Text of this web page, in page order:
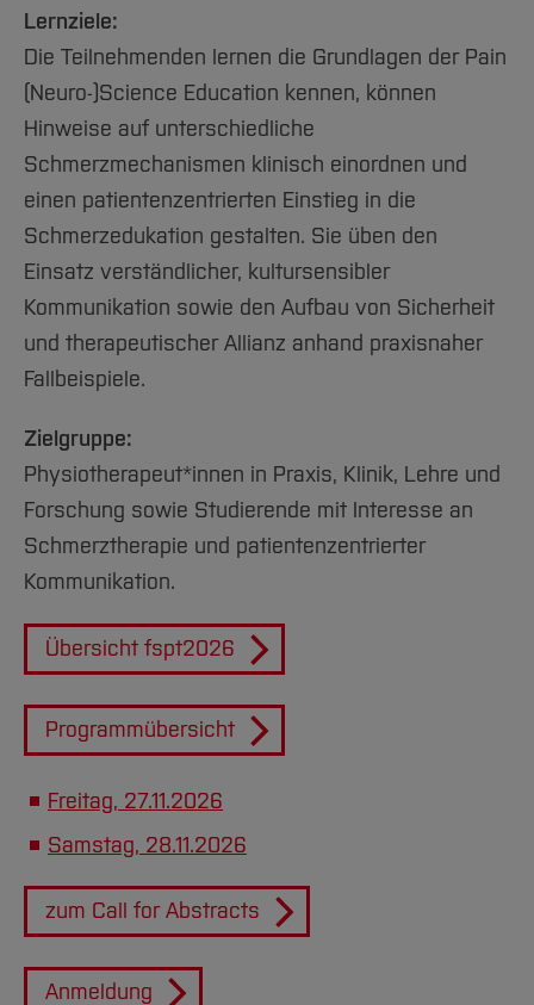
Lernziele:
Die Teilnehmenden lernen die Grundlagen der Pain
(Neuro-)Science Education kennen, können
Hinweise auf unterschiedliche
Schmerzmechanismen klinisch einordnen und
einen patientenzentrierten Einstieg in die
Schmerzedukation gestalten. Sie üben den
Einsatz verständlicher, kultursensibler
Kommunikation sowie den Aufbau von Sicherheit
und therapeutischer Allianz anhand praxisnaher
Fallbeispiele.
Zielgruppe:
Physiotherapeut*innen in Praxis, Klinik, Lehre und
Forschung sowie Studierende mit Interesse an
Schmerztherapie und patientenzentrierter
Kommunikation.
Übersicht fspt2026
Programmübersicht
Freitag, 27.11.2026
Samstag, 28.11.2026
zum Call for Abstracts
Anmeldung